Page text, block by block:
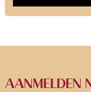
AANMELDEN